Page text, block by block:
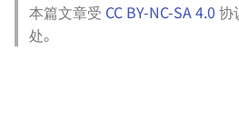
本篇文章受 CC BY-NC-SA 4.0 协
处。